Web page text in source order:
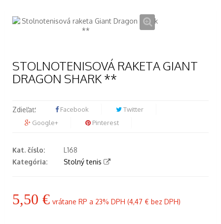
STOLNOTENISOVÁ RAKETA GIANT
DRAGON SHARK **
Zdieľať: Facebook
Twitter
Google+
Pinterest
Kat. číslo:
L168
Kategória:
Stolný tenis
5,50 € vrátane RP a 23% DPH (4,47 € bez DPH)